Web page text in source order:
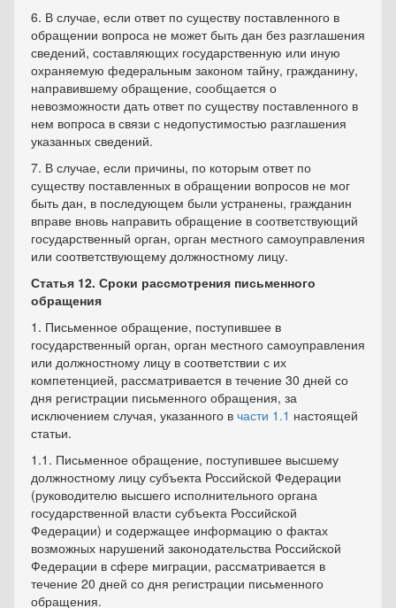
6. В случае, если ответ по существу поставленного в
обращении вопроса не может быть дан без разглашения
сведений, составляющих государственную или иную
охраняемую федеральным законом тайну, гражданину,
направившему обращение, сообщается о
невозможности дать ответ по существу поставленного в
нем вопроса в связи с недопустимостью разглашения
указанных сведений.
7. В случае, если причины, по которым ответ по
существу поставленных в обращении вопросов не мог
быть дан, в последующем были устранены, гражданин
вправе вновь направить обращение в соответствующий
государственный орган, орган местного самоуправления
или соответствующему должностному лицу.
Статья 12. Сроки рассмотрения письменного
обращения
1. Письменное обращение, поступившее в
государственный орган, орган местного самоуправления
или должностному лицу в соответствии с их
компетенцией, рассматривается в течение 30 дней со
дня регистрации письменного обращения, за
исключением случая, указанного в части 1.1 настоящей
статьи.
1.1. Письменное обращение, поступившее высшему
должностному лицу субъекта Российской Федерации
(руководителю высшего исполнительного органа
государственной власти субъекта Российской
Федерации) и содержащее информацию о фактах
возможных нарушений законодательства Российской
Федерации в сфере миграции, рассматривается в
течение 20 дней со дня регистрации письменного
обращения.